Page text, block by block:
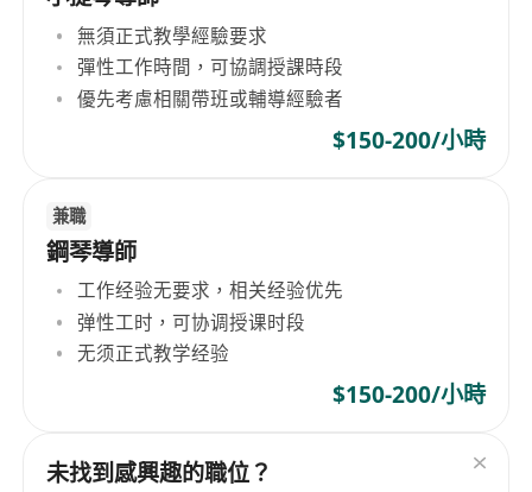
無須正式教學經驗要求
彈性工作時間，可協調授課時段
優先考慮相關帶班或輔導經驗者
$150-200/小時
兼職
鋼琴導師
工作经验无要求，相关经验优先
弹性工时，可协调授课时段
无须正式教学经验
$150-200/小時
未找到感興趣的職位？